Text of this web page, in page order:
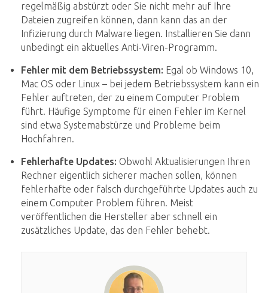
regelmäßig abstürzt oder Sie nicht mehr auf Ihre
Dateien zugreifen können, dann kann das an der
Infizierung durch Malware liegen. Installieren Sie dann
unbedingt ein aktuelles Anti-Viren-Programm.
Fehler mit dem Betriebssystem: Egal ob Windows 10,
Mac OS oder Linux – bei jedem Betriebssystem kann ein
Fehler auftreten, der zu einem Computer Problem
führt. Häufige Symptome für einen Fehler im Kernel
sind etwa Systemabstürze und Probleme beim
Hochfahren.
Fehlerhafte Updates: Obwohl Aktualisierungen Ihren
Rechner eigentlich sicherer machen sollen, können
fehlerhafte oder falsch durchgeführte Updates auch zu
einem Computer Problem führen. Meist
veröffentlichen die Hersteller aber schnell ein
zusätzliches Update, das den Fehler behebt.